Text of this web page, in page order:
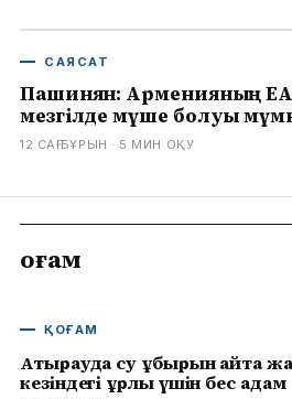
САЯСАТ
Пашинян: Арменияның
мезгілде мүше болуы
12 САҒ БҰРЫН · 5 МИН ОҚУ
Қоғам
ҚОҒАМ
Атырауда су құбырын қайта
кезіндегі ұрлық үшін бес адам